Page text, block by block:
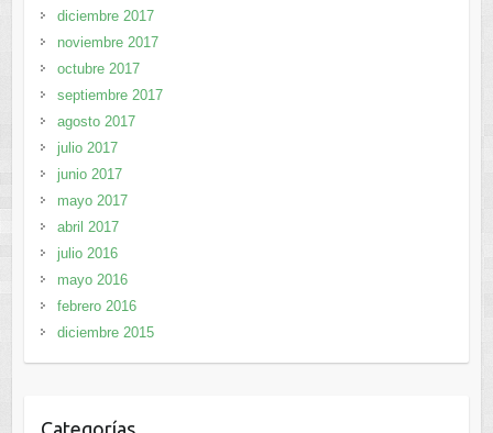
diciembre 2017
noviembre 2017
octubre 2017
septiembre 2017
agosto 2017
julio 2017
junio 2017
mayo 2017
abril 2017
julio 2016
mayo 2016
febrero 2016
diciembre 2015